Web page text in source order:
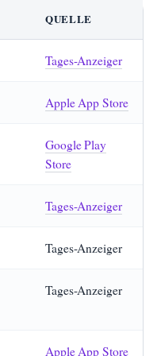
QUELLE
Tages-Anzeiger
Apple App Store
Google Play
Store
Tages-Anzeiger
Tages-Anzeiger
Tages-Anzeiger
Apple App Store